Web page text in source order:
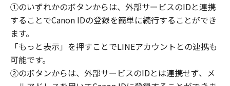
①のいずれかのボタンからは、外部サービスのIDと連携
することでCanon IDの登録を簡単に続行することができ
ます。
「もっと表示」を押すことでLINEアカウントとの連携も
可能です。
②のボタンからは、外部サービスのIDとは連携せず、メ